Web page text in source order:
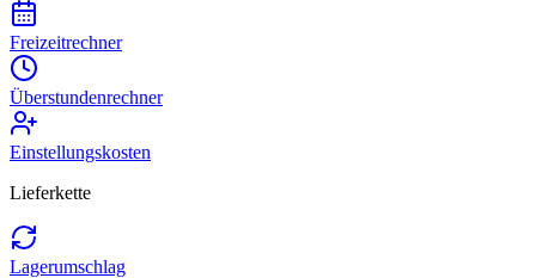
Freizeitrechner
Überstundenrechner
Einstellungskosten
Lieferkette
Lagerumschlag